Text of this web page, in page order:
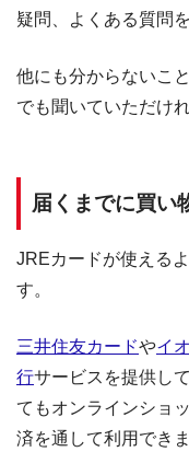
疑問、よくある質問
他にも分からないこ
でも聞いていただけ
届くまでに買い
JREカードが使える
す。
三井住友カードやイ
行サービスを提供し
てもオンラインショ
済を通して利用できま